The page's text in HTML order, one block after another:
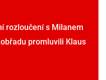
rozloučení s Milanem
promluvili Klaus